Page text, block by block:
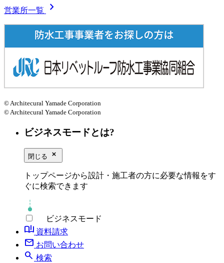
営業所一覧 chevron_right
© Architecural Yamade Corporation
© Architecural Yamade Corporation
ビジネスモードとは?
閉じる close_small
トップページから設計・施工者の方に必要な情報をす
ぐに検索できます
ビジネスモード
book_ribbon 資料請求
mail お問い合わせ
search 検索